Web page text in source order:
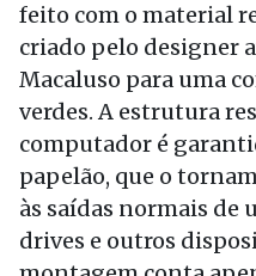
feito com o material
criado pelo designer
Macaluso para uma
verdes. A estrutura
computador é
papelão, que o
às saídas normais de
drives e outros